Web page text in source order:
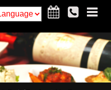
フードメニュー
インテリア